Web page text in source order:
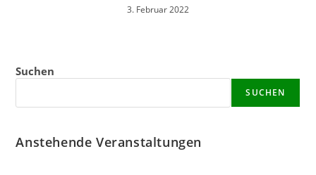
3. Februar 2022
Suchen
SUCHEN
Anstehende Veranstaltungen